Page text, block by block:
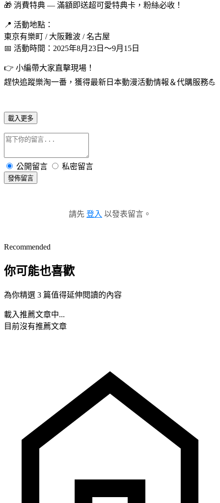
🎁 消費特典 — 滿額即送超可愛特典卡，粉絲必收！
📍 活動地點：
東京有樂町 / 大阪難波 / 名古屋
📅 活動時間：2025年8月23日～9月15日
👉 小編帶大家直擊現場！
趕快追蹤樂淘一番，獲得最新日本動漫活動情報＆代購服務💪
載入更多
公開留言 私密留言
發佈留言
請先 登入 以發表留言。
Recommended
你可能也喜歡
為你精選 3 篇值得延伸閱讀的內容
載入推薦文章中...
目前沒有推薦文章